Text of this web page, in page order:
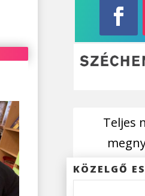
Facebook
Teljes
KÖZELGŐ